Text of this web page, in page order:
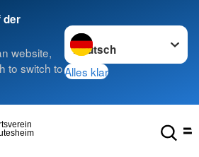
der
website,
to switch to
Sprache wechseln zu
Alles klar